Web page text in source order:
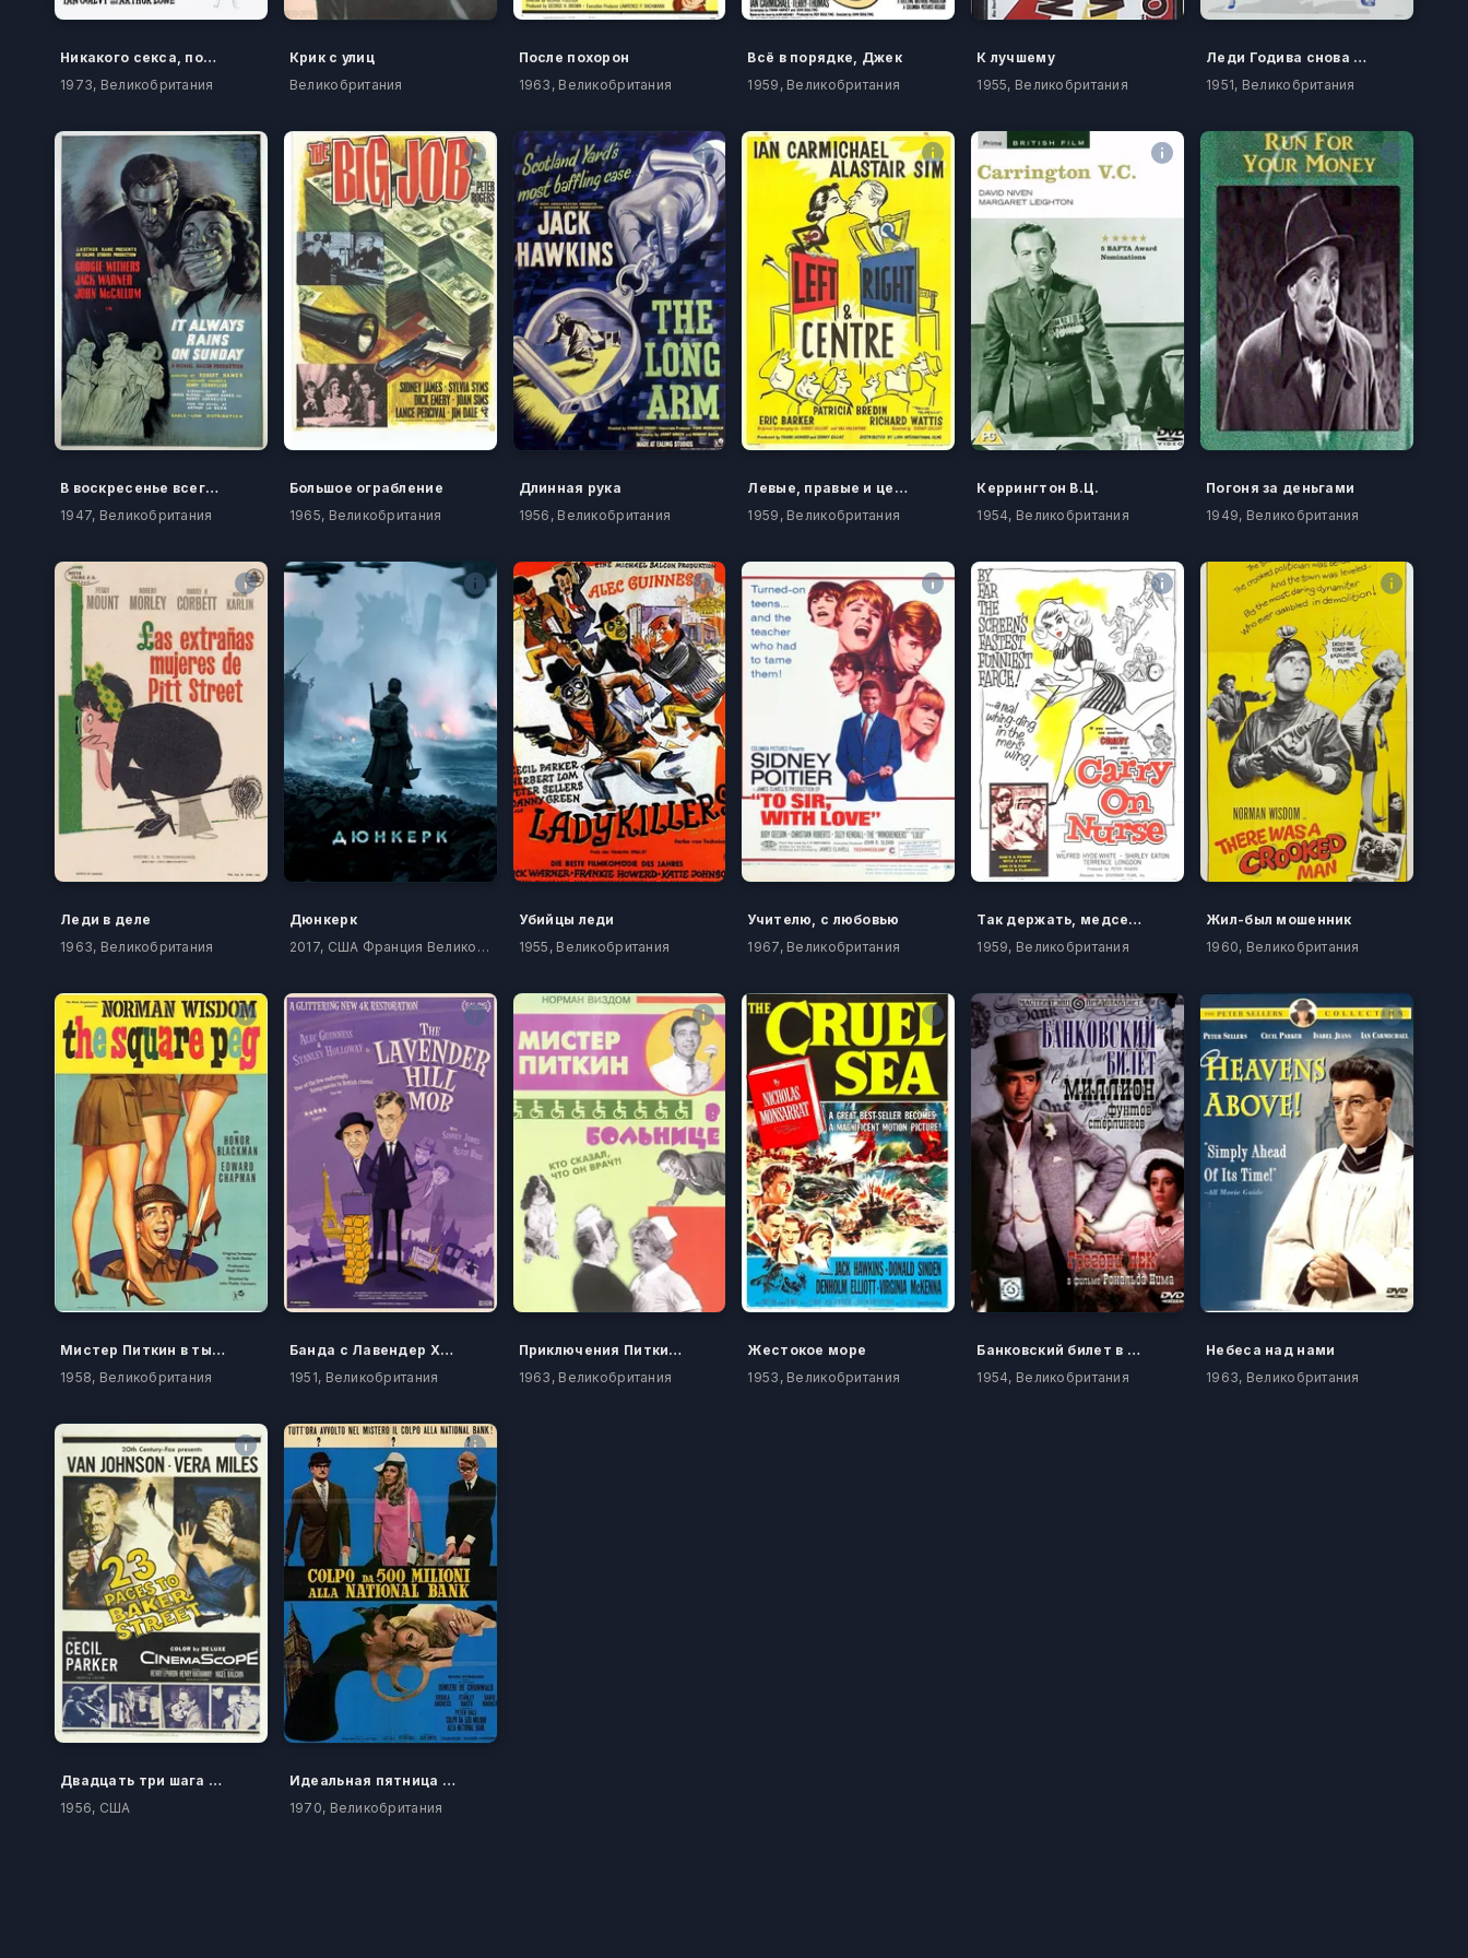
Никакого секса, пожалуйста, мы британцы
1973, Великобритания
Крик с улиц
Великобритания
После похорон
1963, Великобритания
Всё в порядке, Джек
1959, Великобритания
К лучшему
1955, Великобритания
Леди Годива снова в седле
1951, Великобритания
В воскресенье всегда идет дождь
1947, Великобритания
Большое ограбление
1965, Великобритания
Длинная рука
1956, Великобритания
Левые, правые и центр
1959, Великобритания
Керрингтон В.Ц.
1954, Великобритания
Погоня за деньгами
1949, Великобритания
Леди в деле
1963, Великобритания
Дюнкерк
2017, США Франция Великобритания Нидерланды
Убийцы леди
1955, Великобритания
Учителю, с любовью
1967, Великобритания
Так держать, медсестра!
1959, Великобритания
Жил-был мошенник
1960, Великобритания
Мистер Питкин в тылу врага
1958, Великобритания
Банда с Лавендер Хилл
1951, Великобритания
Приключения Питкина в больнице
1963, Великобритания
Жестокое море
1953, Великобритания
Банковский билет в миллион фунтов стерлингов
1954, Великобритания
Небеса над нами
1963, Великобритания
Двадцать три шага по Бейкер Стрит
1956, США
Идеальная пятница для преступления
1970, Великобритания